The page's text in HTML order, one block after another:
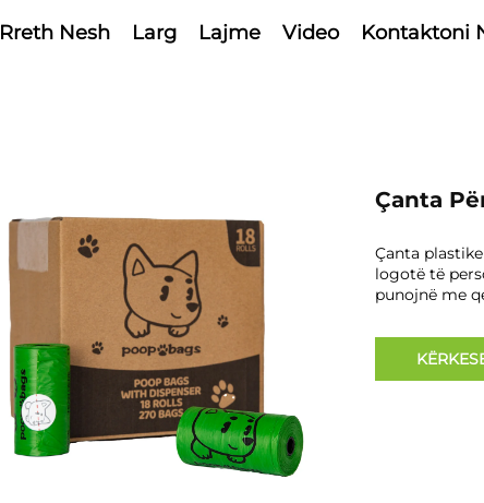
Rreth Nesh Larg Lajme Video Kontaktoni
Çanta
Çanta
logotë të
punojnë me